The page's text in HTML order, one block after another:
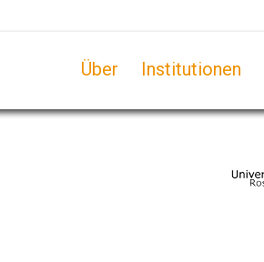
Über Institutionen